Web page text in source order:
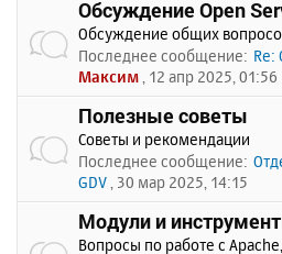
Обсуждение Open
Обсуждение общих
Последнее сообщение: Re:
Максим , 12 апр 2025, 01:56
Полезные советы
Советы и рекомендации
Последнее сообщение:
GDV , 30 мар 2025, 14:15
Модули и
Вопросы по работе с Apache,